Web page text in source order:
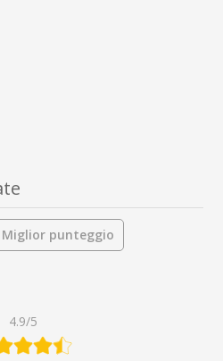
Miglior punteggio
4.9/5